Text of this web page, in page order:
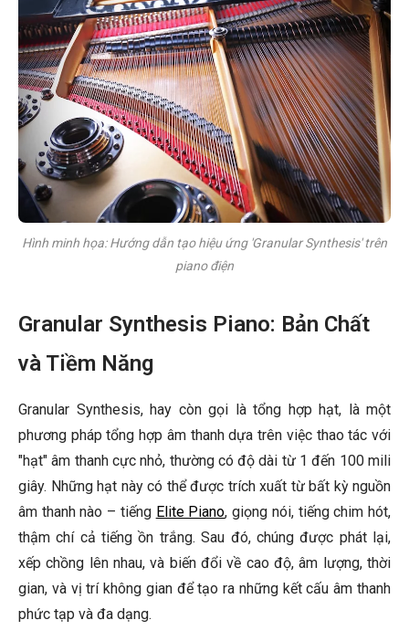
Hình minh họa: Hướng dẫn tạo hiệu ứng 'Granular Synthesis' trên
piano điện
Granular Synthesis Piano: Bản Chất
và Tiềm Năng
Granular Synthesis, hay còn gọi là tổng hợp hạt, là một
phương pháp tổng hợp âm thanh dựa trên việc thao tác với
"hạt" âm thanh cực nhỏ, thường có độ dài từ 1 đến 100 mili
giây. Những hạt này có thể được trích xuất từ bất kỳ nguồn
âm thanh nào – tiếng Elite Piano, giọng nói, tiếng chim hót,
thậm chí cả tiếng ồn trắng. Sau đó, chúng được phát lại,
xếp chồng lên nhau, và biến đổi về cao độ, âm lượng, thời
gian, và vị trí không gian để tạo ra những kết cấu âm thanh
phức tạp và đa dạng.